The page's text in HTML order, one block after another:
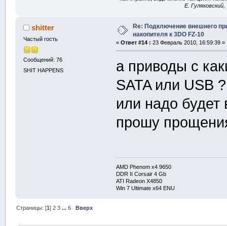
E.
shitter
Частый гость
Сообщений: 76
SHIT HAPPENS
Re: Подключение внешнего
накопителя к 3DO FZ-10
«Ответ #14 : 23 Февраль 2010, 16:59:39 »
а приводы с
SATA или USB ?
или надо будет
прошу
AMD Phenom x4 9650
DDR II Corsair 4 Gb
ATI Radeon X4850
Win 7 Ultimate x64 ENU
Страницы: [1]2 3 ...6 Вверх